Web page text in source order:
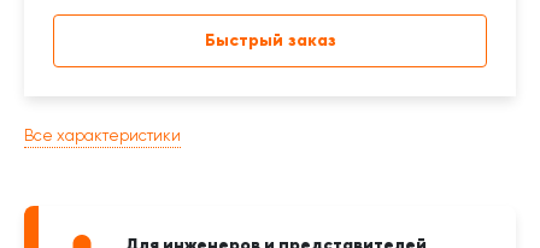
Все характеристики
Быстрый заказ